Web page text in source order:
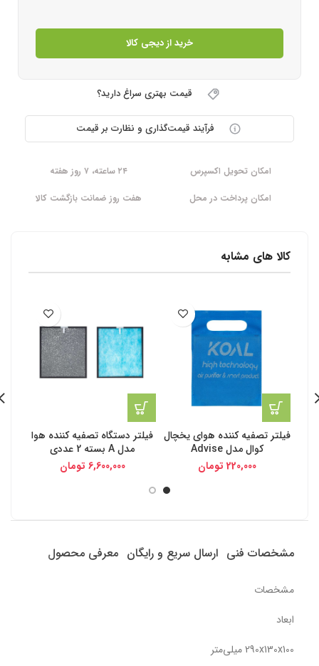
خرید از دیجی کالا
قیمت بهتری سراغ دارید؟
فرآیند قیمت‌گذاری و نظارت بر قیمت
امکان تحویل اکسپرس
۲۴ ساعته، ۷ روز هفته
امکان پرداخت در محل
هفت روز ضمانت بازگشت کالا
کالا های مشابه
فیلتر تصفیه کننده هوای یخچال
کوال مدل Advise
220,000 تومان
فیلتر دستگاه تصفیه کننده هوا
مدل A بسته 2 عددی
6,600,000 تومان
مشخصات فنی ارسال سریع و رایگان معرفی محصول
مشخصات
ابعاد
290x130x100 میلی‌متر